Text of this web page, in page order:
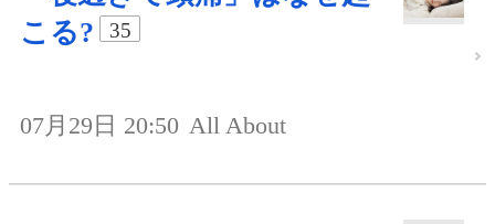
こる?
35
07月29日 20:50 All About